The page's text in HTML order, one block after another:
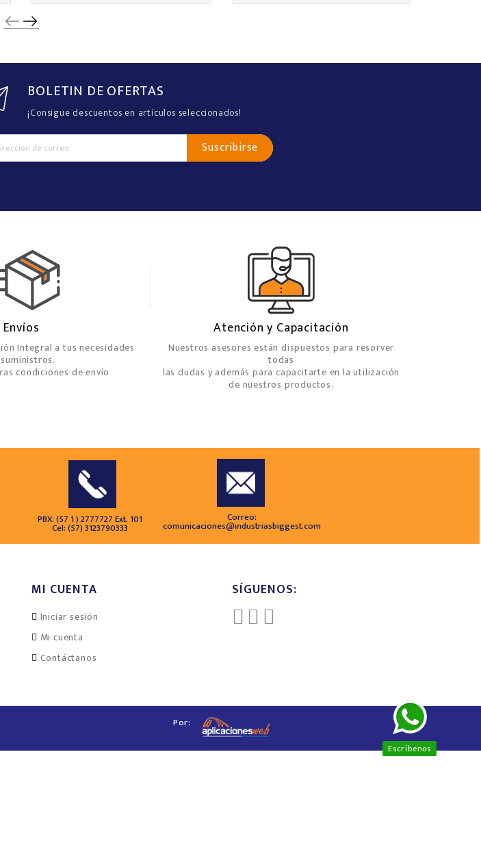
BOLETIN DE OFERTAS
¡Consigue descuentos en artículos seleccionados!
Envíos
Integral a tus necesidades
condiciones de envío
Atención y Capacitación
Nuestros asesores están dispuestos para resorver
todas
las dudas y además para capacitarte en la utilización
de nuestros productos.
PBX: (57 1 ) 2777727 Ext. 101
Cel: (57) 3123790333
Correo:
comunicaciones@industriasbiggest.com
MI CUENTA
Iniciar sesión
Mi cuenta
Contáctanos
SÍGUENOS:
Escríbenos
Por: